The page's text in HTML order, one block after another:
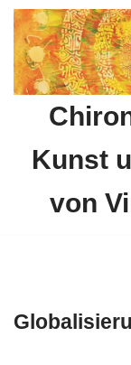
Zum
Inhalt
springen
Kunst
von